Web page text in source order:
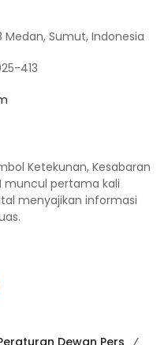
Medan, Sumut, Indonesia
413
Ketekunan, Kesabaran
muncul pertama kali
menyajikan informasi
Dewan Pers